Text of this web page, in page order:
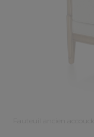
Fauteuil ancien